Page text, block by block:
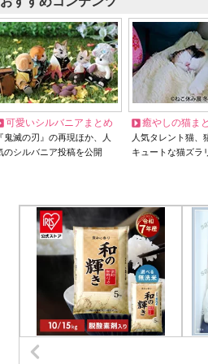
可愛いシルバニアまとめ
『鬼滅の刃』の再現ほか、人
のシルバニア投稿を公開
癒やしの猫ま
人気タレント猫
キュートな猫ズラ